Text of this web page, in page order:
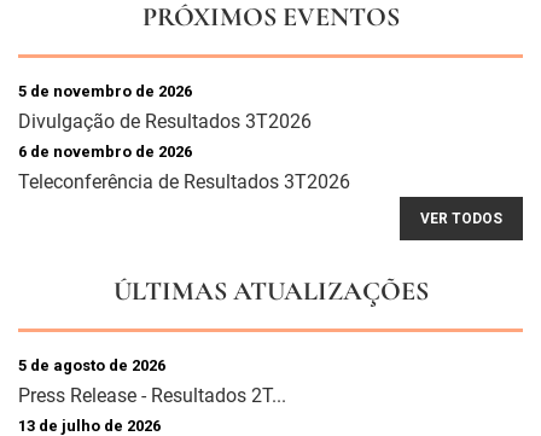
PRÓXIMOS EVENTOS
5 de novembro de 2026
Divulgação de Resultados 3T2026
6 de novembro de 2026
Teleconferência de Resultados 3T2026
VER TODOS
ÚLTIMAS ATUALIZAÇÕES
5 de agosto de 2026
Press Release - Resultados 2T...
13 de julho de 2026